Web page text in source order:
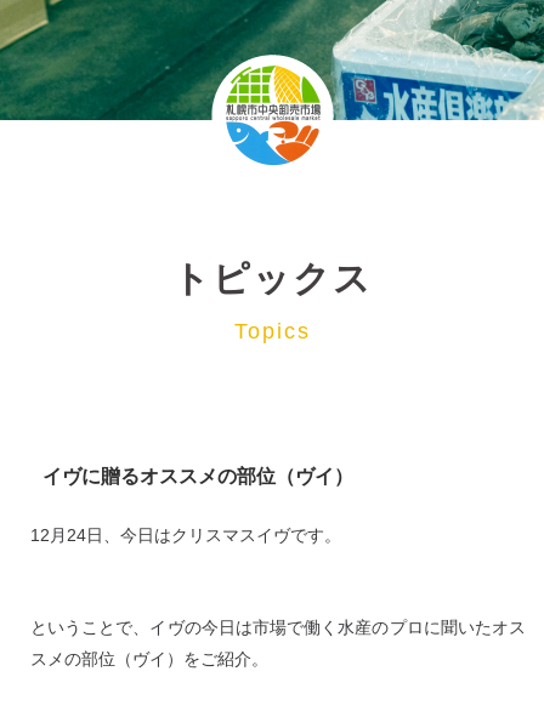
トピックス
Topics
イヴに贈るオススメの部位（ヴイ）
12月24日、今日はクリスマスイヴです。
ということで、イヴの今日は市場で働く水産のプロに聞いたオス
スメの部位（ヴイ）をご紹介。